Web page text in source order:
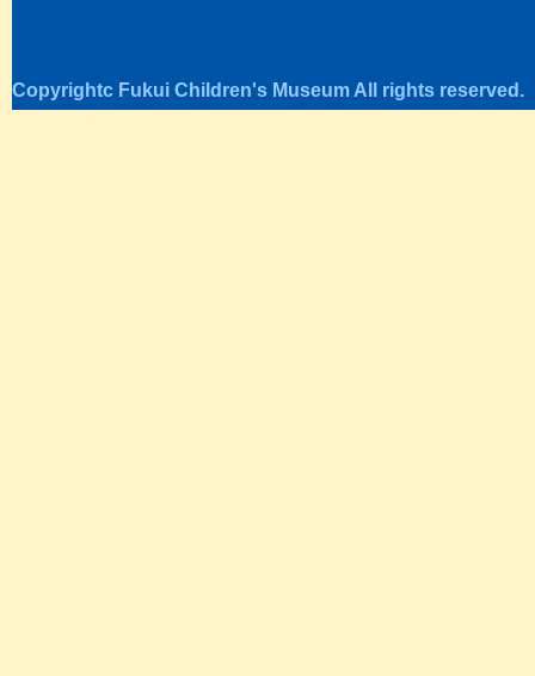
Copyrightc Fukui Children's Museum All rights reserved.